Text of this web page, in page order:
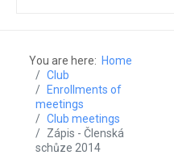
You are here: Home
Club
Enrollments of
meetings
Club meetings
Zápis - Členská
schůze 2014